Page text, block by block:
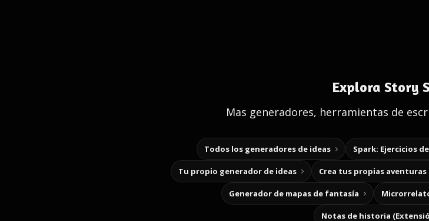
Explora Story
Mas generadores, herramientas de
Todos los generadores de ideas Spark: Ejercicios
Tu propio generador de ideas
Generador de mapas de fantasía